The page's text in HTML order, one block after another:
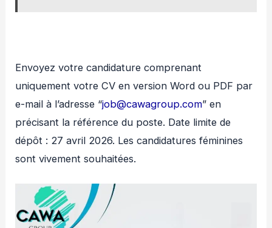
Envoyez votre candidature comprenant
uniquement votre CV en version Word ou PDF par
e-mail à l’adresse “job@cawagroup.com” en
précisant la référence du poste. Date limite de
dépôt : 27 avril 2026. Les candidatures féminines
sont vivement souhaitées.